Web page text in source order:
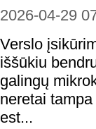
2026-04-29
Verslo
iššūkiu
galingų
neretai
est...